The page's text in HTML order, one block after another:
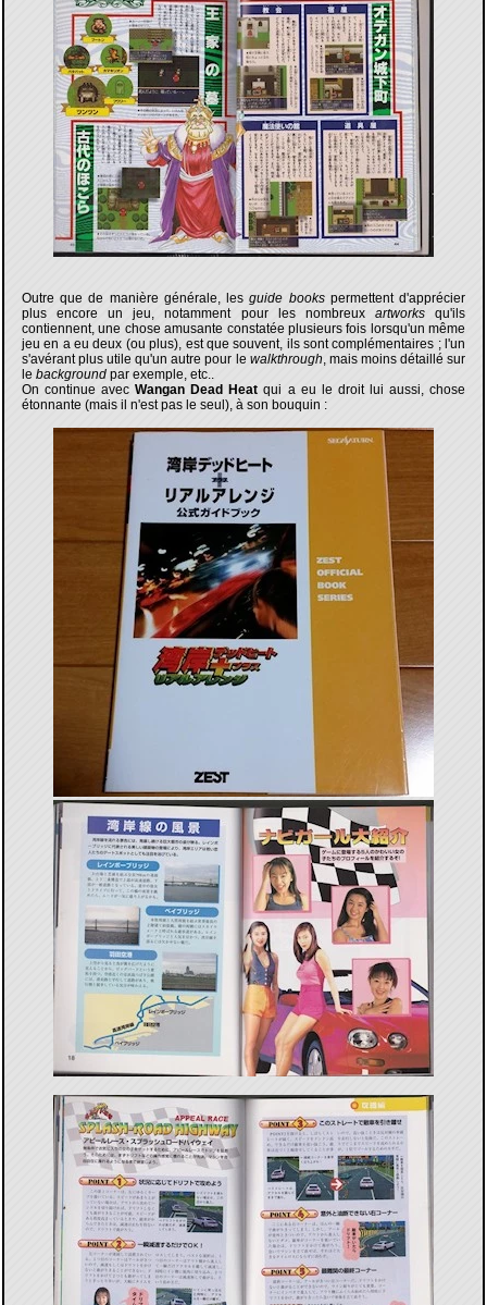
Outre que de manière générale, lesguide bookspermettent d'apprécier
plus encore un jeu, notamment pour les nombreux artworksqu'ils
contiennent, une chose amusante constatée plusieurs fois lorsqu'un même
jeu en a eu deux (ou plus), est que souvent, ils sont complémentaires ; l'un
s'avérant plus utile qu'un autre pour le walkthrough, mais moins détaillé sur
le background par exemple, etc..
On continue avecWangan Dead Heat qui a eu le droit lui aussi, chose
étonnante (mais il n'est pas le seul), à son bouquin :